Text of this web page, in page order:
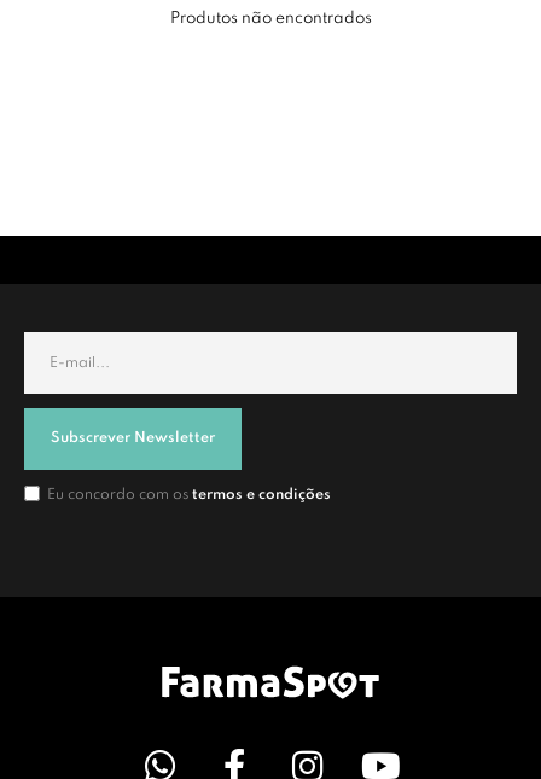
Produtos não encontrados
Subscrever Newsletter
Eu concordo com os termos e condições